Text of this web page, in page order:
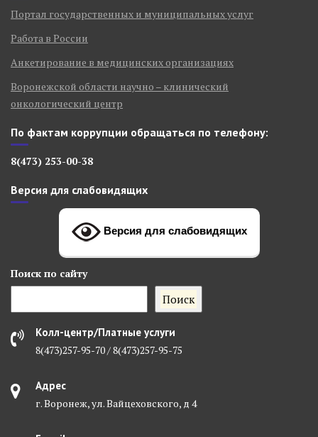
Портал государственных и муниципальных услуг
Работа в России
Анкетирование в медицинских организациях
Воронежской области научно – клинический
онкологический центр
По фактам коррупции обращаться по телефону:
8(473) 253-00-38
Версия для слабовидящих
Версия для слабовидящих
Поиск по сайту
Поиск
Колл-центр/Платные услуги
8(473)257-95-70 / 8(473)257-95-75
Адрес
г. Воронеж, ул. Вайцеховского, д 4